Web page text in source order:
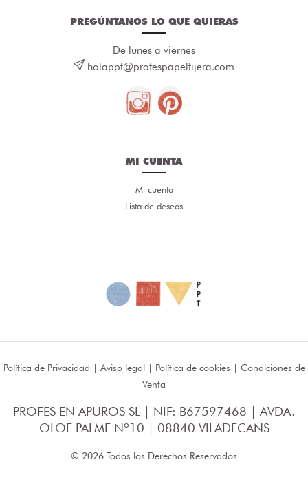
PREGÚNTANOS LO QUE QUIERAS
De lunes a viernes
holappt@profespapeltijera.com
MI CUENTA
Mi cuenta
Lista de deseos
Política de Privacidad | Aviso legal| Política de cookies | Condiciones de
Venta
PROFES EN APUROS SL | NIF: B67597468 | AVDA.
OLOF PALME Nº10 | 08840 VILADECANS
© 2026 Todos los Derechos Reservados